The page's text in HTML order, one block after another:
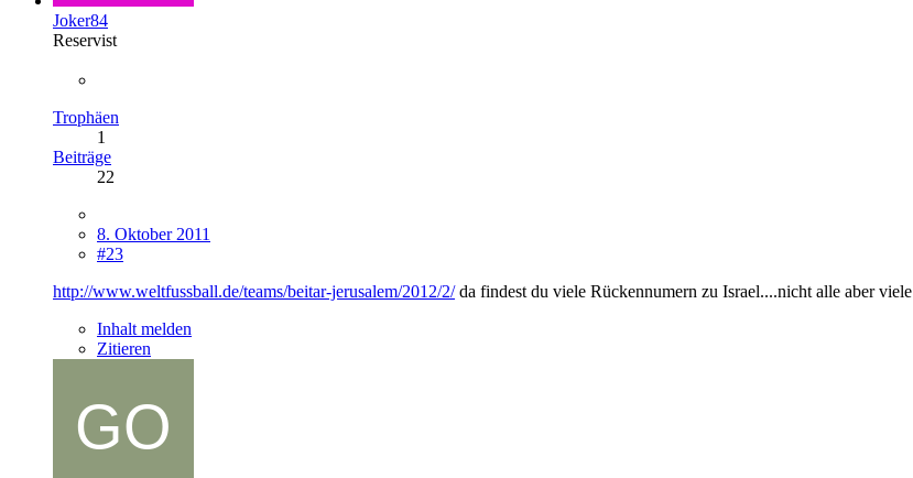
Joker84
Reservist
Trophäen
1
Beiträge
22
8. Oktober 2011
#23
http://www.weltfussball.de/teams/beitar-jerusalem/2012/2/da findest du viele Rückennumern zu Israel....nicht alle aber viele
Inhalt melden
Zitieren